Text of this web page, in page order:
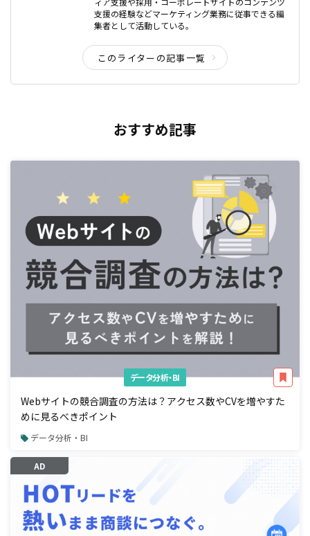
支援の経験などマーケティング業務に従事できる編
集者として活動している。
このライターの記事一覧
おすすめ記事
データ分析・BI
Webサイトの競合調査の方法は？アクセス数やCVを増やすた
めに見るべきポイント
データ分析・BI
AD